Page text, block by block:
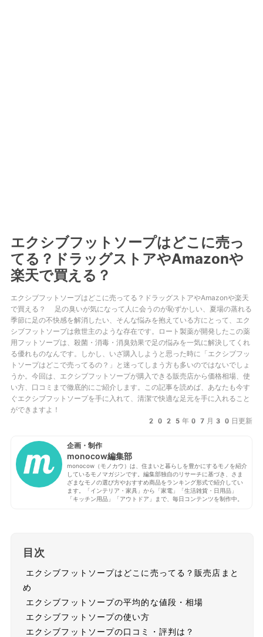
エクシブフットソープはどこに売っ
てる？ドラッグストアやAmazonや
楽天で買える？
エクシブフットソープはどこに売ってる？ドラッグストアやAmazonや楽天
で買える？ 足の臭いが気になって人に会うのが恥ずかしい、夏場の蒸れる
季節に足の不快感を解消したい、そんな悩みを抱えている方にとって、エク
シブフットソープは救世主のような存在です。ロート製薬が開発したこの薬
用フットソープは、殺菌・消毒・消臭効果で足の悩みを一気に解決してくれ
る優れものなんです。しかし、いざ購入しようと思った時に「エクシブフッ
トソープはどこで売ってるの？」と迷ってしまう方も多いのではないでしょ
うか。今回は、エクシブフットソープが購入できる販売店から価格相場、使
い方、口コミまで徹底的にご紹介します。この記事を読めば、あなたも今す
ぐエクシブフットソープを手に入れて、清潔で快適な足元を手に入れること
ができますよ！
2025年07月30日更新
企画・制作
monocow編集部
monocow（モノカウ）は、住まいと暮らしを豊かにするモノを紹介
しているモノマガジンです。編集部独自のリサーチに基づき、さま
ざまなモノの選び方やおすすめ商品をランキング形式で紹介してい
ます。「インテリア・家具」から「家電」「生活雑貨・日用品」
「キッチン用品」「アウトドア」まで、毎日コンテンツを制作中。
目次
エクシブフットソープはどこに売ってる？販売店まと
め
エクシブフットソープの平均的な値段・相場
エクシブフットソープの使い方
エクシブフットソープの口コミ・評判は？